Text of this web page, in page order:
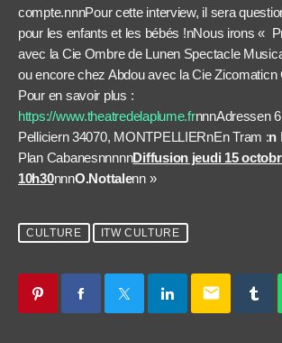
compte.nnnPour cette interview, il sera
pour les enfants et les bébés !nNous irons «
avec la Cie Ombre de Lunen Spectacle
ou encore chez Abdou avec laCie Zicomaticn
Pour en savoir plus :
https://www.theatredelaplume.frnnnAdressen
Pelliciern 34070, MONTPELLIERnEn Tram :n
Plan CabanesnnnnnDiffusion jeudi 15
10h30nnnO.Nottalenn »
CULTURE ITW CULTURE
email